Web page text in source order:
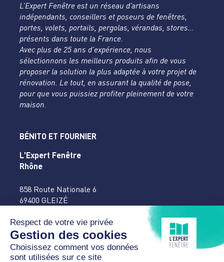
L’Expert Fenêtre est un réseau d’artisans
indépendants, conseillers et poseurs de fenêtres,
portes, volets, portails, pergolas, vérandas, stores…
présents dans toute la France.
Avec plus de 25 ans d’expérience, nous
sélectionnons les meilleurs produits afin de vous
proposer la solution la plus adaptée à votre projet de
rénovation. Le tout, en assurant la qualité de pose,
pour que vous puissiez profiter pleinement de votre
maison.
BÉNITO ET FOURNIER
L'Expert Fenêtre
Rhône
858 Route Nationale 6
69400 GLEIZÉ
accueil@benitofournier.fr